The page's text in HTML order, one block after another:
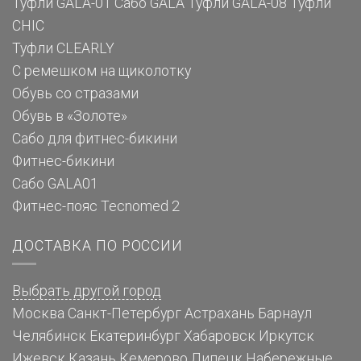
CHIC
Туфли CLEARLY
С ремешком на щиколотку
Обувь со стразами
Обувь в «Золоте»
Сабо для фитнес-бикини
Фитнес-бикини
Сабо GALA01
Фитнес-пояс Tecnomed 2
ДОСТАВКА ПО РОССИИ
Выбрать другой город
Москва Санкт-Петербург Астрахань Барнаул
Челябинск Екатеринбург Хабаровск Иркутск